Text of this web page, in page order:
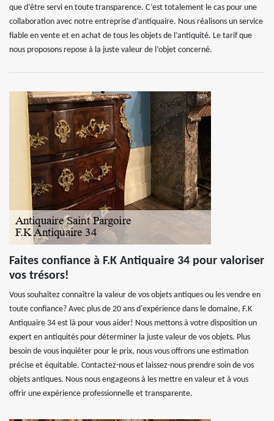
que d’être servi en toute transparence. C’est totalement le cas pour une
collaboration avec notre entreprise d’antiquaire. Nous réalisons un service
fiable en vente et en achat de tous les objets de l’antiquité. Le tarif que
nous proposons repose à la juste valeur de l’objet concerné.
Faites confiance à F.K Antiquaire 34 pour valoriser
vos trésors!
Vous souhaitez connaître la valeur de vos objets antiques ou les vendre en
toute confiance? Avec plus de 20 ans d'expérience dans le domaine, F.K
Antiquaire 34 est là pour vous aider! Nous mettons à votre disposition un
expert en antiquités pour déterminer la juste valeur de vos objets. Plus
besoin de vous inquiéter pour le prix, nous vous offrons une estimation
précise et équitable. Contactez-nous et laissez-nous prendre soin de vos
objets antiques. Nous nous engageons à les mettre en valeur et à vous
offrir une expérience professionnelle et transparente.